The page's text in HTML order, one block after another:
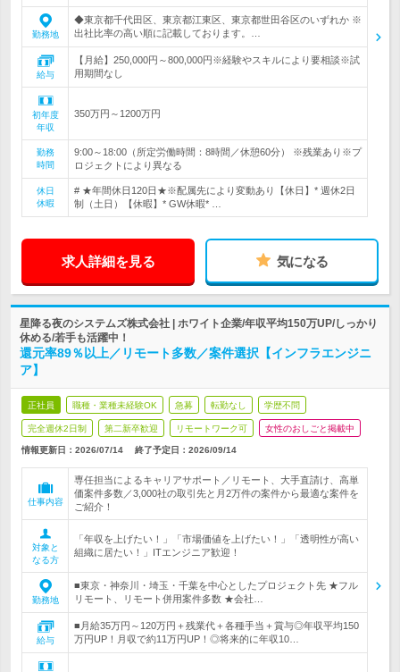
勤務地
◆東京都千代田区、東京都江東区、東京都世田谷区のいずれか ※
出社比率の高い順に記載しております。…
給与
【月給】250,000円～800,000円※経験やスキルにより要相談※試
用期間なし
初年度
年収
350万円～1200万円
勤務
時間
9:00～18:00（所定労働時間：8時間／休憩60分） ※残業あり※プ
ロジェクトにより異なる
休日
休暇
# ★年間休日120日★※配属先により変動あり【休日】* 週休2日
制（土日）【休暇】* GW休暇* …
求人詳細を見る 気になる
星降る夜のシステムズ株式会社 | ホワイト企業/年収平均150万UP/しっかり
休める/若手も活躍中！
還元率89％以上／リモート多数／案件選択【インフラエンジニ
ア】
正社員 職種・業種未経験OK 急募 転勤なし 学歴不問
完全週休2日制 第二新卒歓迎 リモートワーク可 女性のおしごと掲載中
情報更新日：2026/07/14 終了予定日： 2026/09/14
仕事内容
専任担当によるキャリアサポート／リモート、大手直請け、高単
価案件多数／3,000社の取引先と月2万件の案件から最適な案件を
ご紹介！
対象と
なる方
「年収を上げたい！」「市場価値を上げたい！」「透明性が高い
組織に居たい！」ITエンジニア歓迎！
勤務地
■東京・神奈川・埼玉・千葉を中心としたプロジェクト先 ★フル
リモート、リモート併用案件多数 ★会社…
給与
■月給35万円～120万円＋残業代＋各種手当＋賞与◎年収平均150
万円UP！月収で約11万円UP！◎将来的に年収10…